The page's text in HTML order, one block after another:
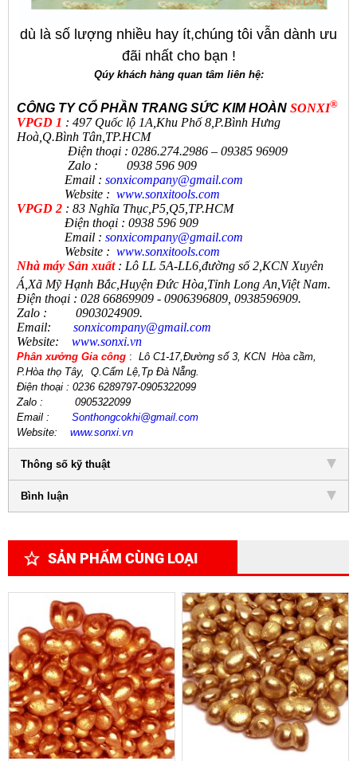
dù là số lượng nhiều hay ít,chúng tôi vẫn dành ưu
đãi nhất cho bạn !
Qúy khách hàng quan tâm liên hệ:
CÔNG TY CỔ PHẦN TRANG SỨC KIM HOÀN SONXI®
VPGD 1 : 497 Quốc lộ 1A,Khu Phố 8,P.Bình Hưng
Hoà,Q.Bình Tân,TP.HCM
Điện thoại : 0286.274.2986 – 09385 96909
Zalo : 0938 596 909
Email : sonxicompany@gmail.com
Website : www.sonxitools.com
VPGD 2 : 83 Nghĩa Thục,P5,Q5,TP.HCM
Điện thoại : 0938 596 909
Email : sonxicompany@gmail.com
Website : www.sonxitools.com
Nhà máy Sản xuất : Lô LL 5A-LL6,đường số 2,KCN Xuyên
Á,Xã Mỹ Hạnh Bắc,Huyện Đức Hòa,Tỉnh Long An,Việt Nam.
Điện thoại : 028 66869909 - 0906396809, 0938596909.
Zalo : 0903024909.
Email:
sonxicompany@gmail.com
Website:
www.sonxi.vn
Phân xưởng Gia công : Lô C1-17,Đường số 3, KCN Hòa cầm,
P.Hòa thọ Tây,
Q.Cẩm Lệ, Tp Đà Nẵng.
Điện thoại : 0236 6289797-0905322099
Zalo : 0905322099
Email : Sonthongcokhi@gmail.com
Website:
www.sonxi.vn
Thông số kỹ thuật
Bình luận
SẢN PHẨM CÙNG LOẠI